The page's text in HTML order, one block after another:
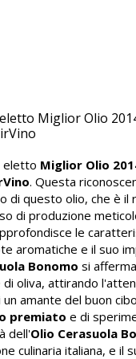
Miglior Olio
eletto Miglior Olio
. Questa
di questo olio, che è
di produzione
le
aromatiche e il suo
Bonomo si
oliva, attirando
amante del buon
premiato e di
dell'Olio Cerasuola
culinaria italiana, e il